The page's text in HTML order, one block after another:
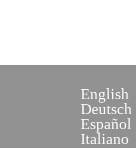
English
Deutsch
Español
Italiano